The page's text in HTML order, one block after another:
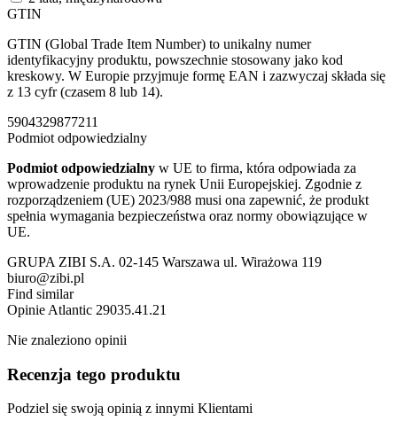
GTIN
GTIN (Global Trade Item Number) to unikalny numer
identyfikacyjny produktu, powszechnie stosowany jako kod
kreskowy. W Europie przyjmuje formę EAN i zazwyczaj składa się
z 13 cyfr (czasem 8 lub 14).
5904329877211
Podmiot odpowiedzialny
Podmiot odpowiedzialny w UE to firma, która odpowiada za
wprowadzenie produktu na rynek Unii Europejskiej. Zgodnie z
rozporządzeniem (UE) 2023/988 musi ona zapewnić, że produkt
spełnia wymagania bezpieczeństwa oraz normy obowiązujące w
UE.
GRUPA ZIBI S.A. 02-145 Warszawa ul. Wirażowa 119
biuro@zibi.pl
Find similar
Opinie Atlantic 29035.41.21
Nie znaleziono opinii
Recenzja tego produktu
Podziel się swoją opinią z innymi Klientami